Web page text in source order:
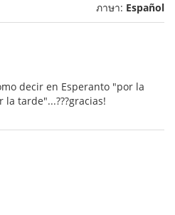
ภาษา: Español
decir en Esperanto "por la
tarde"...???gracias!